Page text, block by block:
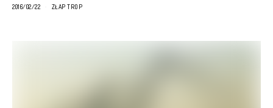
2016/02/22 ZŁAP TROP